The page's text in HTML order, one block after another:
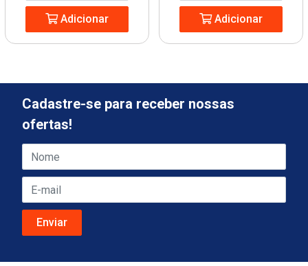
Adicionar Adicionar
Cadastre-se para receber nossas
ofertas!